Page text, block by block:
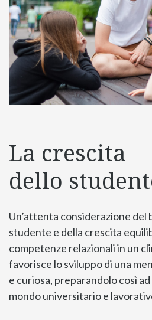
La crescita
dello
Un’attenta considerazione del
studente e della crescita
competenze relazionali in un
favorisce lo sviluppo di una
e curiosa, preparandolo così
mondo universitario e